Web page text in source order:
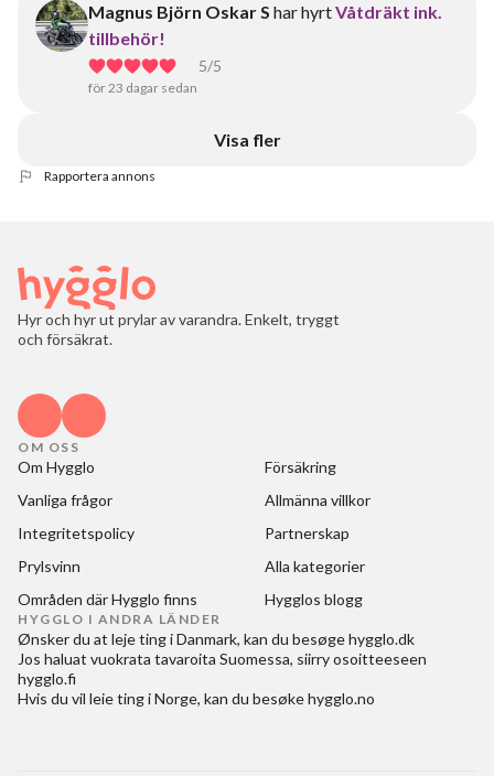
Magnus Björn Oskar S har hyrtVåtdräkt ink.
tillbehör!
5/5
för 23 dagar sedan
Visa fler
Rapportera annons
Hyr och hyr ut prylar av varandra. Enkelt, tryggt
och försäkrat.
OM OSS
Om Hygglo
Försäkring
Vanliga frågor
Allmänna villkor
Integritetspolicy
Partnerskap
Prylsvinn
Alla kategorier
Områden där Hygglo finns
Hygglos blogg
HYGGLO I ANDRA LÄNDER
Ønsker du at leje ting i Danmark, kan du besøgehygglo.dk
Jos haluat vuokrata tavaroita Suomessa, siirry osoitteeseen
hygglo.fi
Hvis du vil leie ting i Norge, kan du besøkehygglo.no